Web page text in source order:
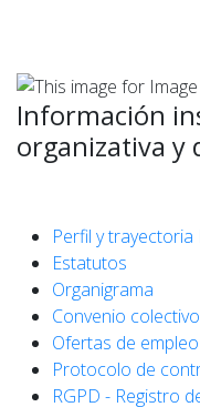
Información
organizativa y
Perfil y
Estatutos
Organigrama
Convenio colectivo
Ofertas de empleo
Protocolo de
RGPD - Registro